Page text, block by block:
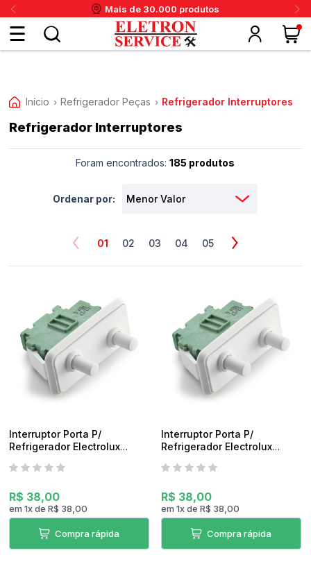
Mais de 30.000 produtos
Meus
pedidos
Início › Refrigerador Peças › Refrigerador Interruptores
Refrigerador Interruptores
Foram encontrados:185 produtos
Ordenar por:
01 02 03 04 05
Interruptor Porta P/
Refrigerador Electrolux
R$ 38,00
em1xdeR$ 38,00
Compra rápida
Interruptor Porta P/
Refrigerador Electrolux
R$ 38,00
em1xdeR$ 38,00
Compra rápida